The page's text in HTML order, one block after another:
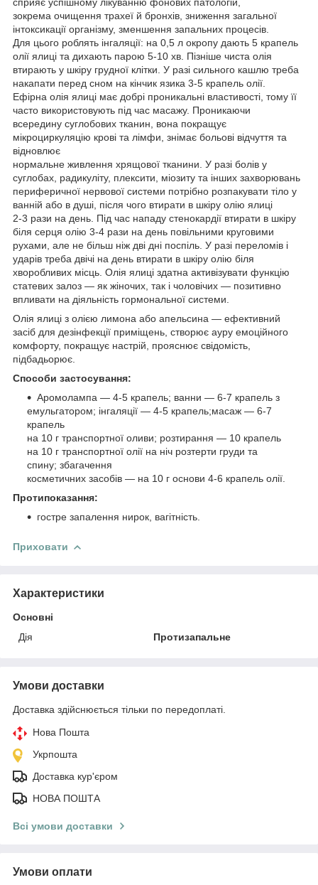
зокрема очищення трахеї й бронхів, зниження загальної
інтоксикації організму, зменшення запальних процесів.
Для цього роблять інгаляції: на 0,5 л окропу дають 5 крапель
олії ялиці та дихають парою 5-10 хв. Пізніше чиста олія
втирають у шкіру грудної клітки. У разі сильного кашлю треба
накапати перед сном на кінчик язика 3-5 крапель олії.
Ефірна олія ялиці має добрі проникальні властивості, тому її
часто використовують під час масажу. Проникаючи
всередину суглобових тканин, вона покращує
мікроциркуляцію крові та лімфи, знімає больові відчуття та
відновлює
нормальне живлення хрящової тканини. У разі болів у
суглобах, радикуліту, плексити, міозиту та інших захворювань
периферичної нервової системи потрібно розпакувати тіло у
ванній або в душі, після чого втирати в шкіру олію ялиці
2-3 рази на день. Під час нападу стенокардії втирати в шкіру
біля серця олію 3-4 рази на день повільними круговими
рухами, але не більш ніж дві дні поспіль. У разі переломів і
ударів треба двічі на день втирати в шкіру олію біля
хворобливих місць. Олія ялиці здатна активізувати функцію
статевих залоз — як жіночих, так і чоловічих — позитивно
впливати на діяльність гормональної системи.
Олія ялиці з олією лимона або апельсина — ефективний
засіб для дезінфекції приміщень, створює ауру емоційного
комфорту, покращує настрій, прояснює свідомість,
підбадьорює.
Способи застосування:
Аромолампа — 4-5 крапель; ванни — 6-7 крапель з
емульгатором; інгаляції — 4-5 крапель;масаж — 6-7
крапель
на 10 г транспортної оливи; розтирання — 10 крапель
на 10 г транспортної олії на ніч розтерти груди та
спину; збагачення
косметичних засобів — на 10 г основи 4-6 крапель олії.
Протипоказання:
гостре запалення нирок, вагітність.
Приховати
Характеристики
Основні
Дія
Протизапальне
Умови доставки
Доставка здійснюється тільки по передоплаті.
Нова Пошта
Укрпошта
Доставка кур'єром
НОВА ПОШТА
Всі умови доставки
Умови оплати